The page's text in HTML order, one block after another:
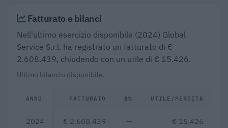
Fatturato e bilanci
Nell'ultimo esercizio disponibile (2024) Global
Service S.r.l. ha registrato un fatturato di €
2.608.439, chiudendo con un utile di € 15.426.
Ultimo bilancio disponibile.
ANNO FATTURATO Δ% UTILE/PERDITA
2024 € 2.608.439 — € 15.426